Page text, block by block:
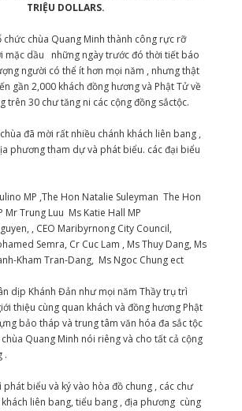
TRIỆU DOLLARS.
chùa Quang Minh thành công rực rỡ
mặc dầu những ngày trước đó thời tiết báo
người có thể ít hơn mọi năm , nhưng thật
gần 2,000 khách đồng hương và Phật Tử về
trên 30 chư tăng ni các cộng đồng sắctộc.
đã mời rất nhiều chánh khách liên bang ,
phương tham dự và phát biểu. các đại biểu
MP ,The Hon Natalie Suleyman The Hon
Mr Trung Luu Ms Katie Hall MP
, CEO Maribyrnong City Council,
Semra, Cr Cuc Lam , Ms Thuy Dang, Ms
Kham Tran-Dang, Ms Ngoc Chung ect
dịp Khánh Đản như mọi năm Thầy trụ trì
thiệu cùng quan khách và đồng hương Phật
bảo tháp và trung tâm văn hóa đa sắc tộc
Quang Minh nói riêng và cho tất cả cộng
.
phát biểu và ký vào hòa đồ chung , các chư
liên bang, tiểu bang , địa phương cùng